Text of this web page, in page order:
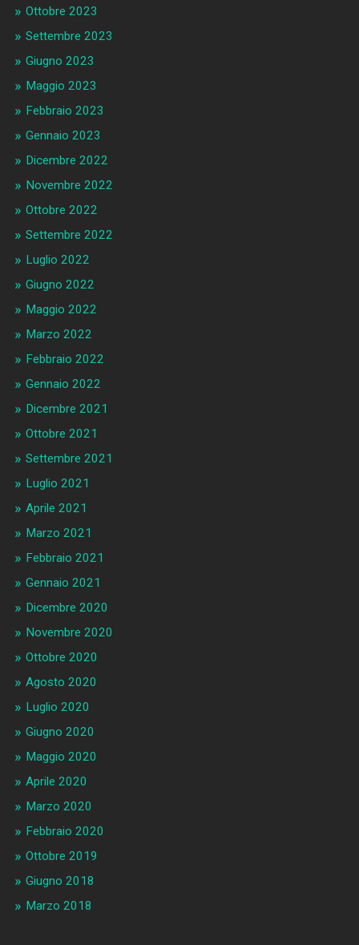
Ottobre 2023
Settembre 2023
Giugno 2023
Maggio 2023
Febbraio 2023
Gennaio 2023
Dicembre 2022
Novembre 2022
Ottobre 2022
Settembre 2022
Luglio 2022
Giugno 2022
Maggio 2022
Marzo 2022
Febbraio 2022
Gennaio 2022
Dicembre 2021
Ottobre 2021
Settembre 2021
Luglio 2021
Aprile 2021
Marzo 2021
Febbraio 2021
Gennaio 2021
Dicembre 2020
Novembre 2020
Ottobre 2020
Agosto 2020
Luglio 2020
Giugno 2020
Maggio 2020
Aprile 2020
Marzo 2020
Febbraio 2020
Ottobre 2019
Giugno 2018
Marzo 2018